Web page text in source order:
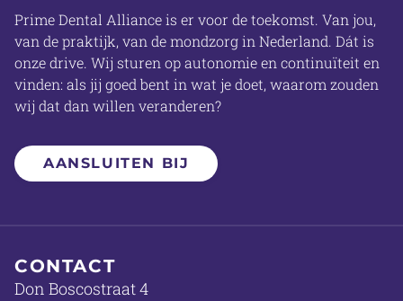
OVER ONS
Prime Dental Alliance is er voor de toekomst. Van jou,
van de praktijk, van de mondzorg in Nederland. Dát is
onze drive. Wij sturen op autonomie en continuïteit en
vinden: als jij goed bent in wat je doet, waarom zouden
wij dat dan willen veranderen?
AANSLUITEN BIJ
CONTACT
Don Boscostraat 4